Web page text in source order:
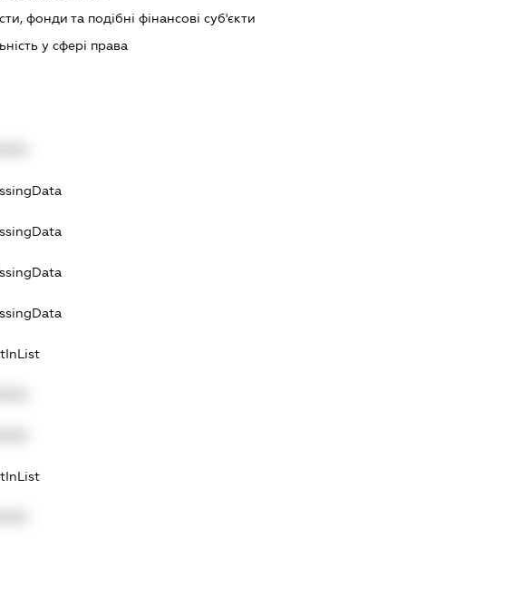
фонди та подібні фінансові суб'єкти
у сфері права